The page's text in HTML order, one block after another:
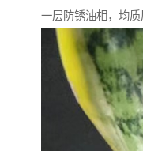
一层防锈油相，均质